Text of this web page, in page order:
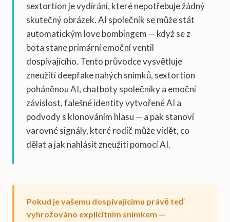
sextortion je vydírání, které nepotřebuje žádný
skutečný obrázek. AI společník se může stát
automatickým love bombingem — když se z
bota stane primární emoční ventil
dospívajícího. Tento průvodce vysvětluje
zneužití deepfake nahých snímků, sextortion
poháněnou AI, chatboty společníky a emoční
závislost, falešné identity vytvořené AI a
podvody s klonováním hlasu — a pak stanoví
varovné signály, které rodič může vidět, co
dělat a jak nahlásit zneužití pomocí AI.
Pokud je vašemu dospívajícímu právě teď
vyhrožováno explicitním snímkem —